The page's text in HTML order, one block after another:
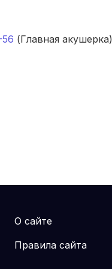
(Главная акушерка)
О сайте
Правила сайта